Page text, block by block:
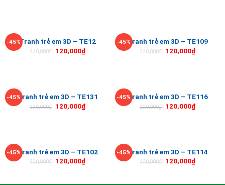
-45%Tranh trẻ em 3D – TE12
220,000₫ 120,000₫
-45%Tranh trẻ em 3D – TE109
220,000₫ 120,000₫
-45%Tranh trẻ em 3D – TE131
220,000₫ 120,000₫
-45%Tranh trẻ em 3D – TE116
220,000₫ 120,000₫
-45%Tranh trẻ em 3D – TE102
220,000₫ 120,000₫
-45%Tranh trẻ em 3D – TE114
220,000₫ 120,000₫